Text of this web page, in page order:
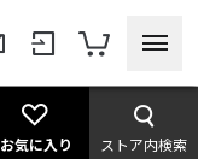
お気に入り ストア内検索